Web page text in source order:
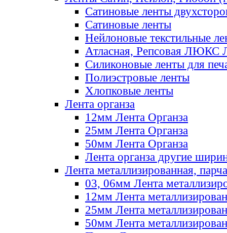
Сатиновые ленты
Сатиновые ленты
Нейлоновые текстильные
Атласная, Репсовая ЛЮКС
Силиконовые ленты для
Полиэстровые ленты
Хлопковые ленты
Лента органза
12мм Лента Органза
25мм Лента Органза
50мм Лента Органза
Лента органза другие
Лента металлизированная, парча
03, 06мм Лента
12мм Лента
25мм Лента
50мм Лента